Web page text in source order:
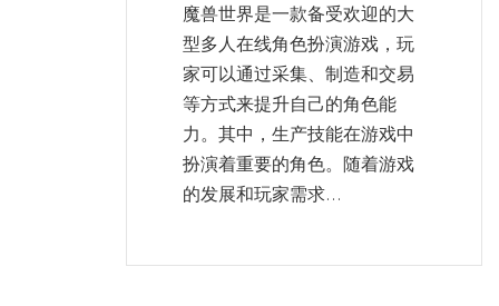
魔兽世界是一款备受欢迎的大
型多人在线角色扮演游戏，玩
家可以通过采集、制造和交易
等方式来提升自己的角色能
力。其中，生产技能在游戏中
扮演着重要的角色。随着游戏
的发展和玩家需求...